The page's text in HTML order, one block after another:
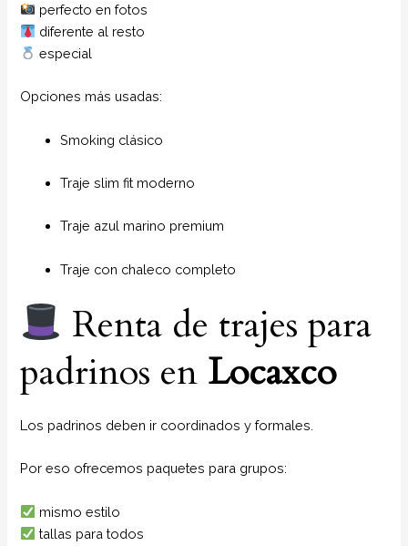
perfecto en fotos
diferente al resto
especial
Opciones más usadas:
Smoking clásico
Traje slim fit moderno
Traje azul marino premium
Traje con chaleco completo
Renta de trajes para
padrinos en Locaxco
Los padrinos deben ir coordinados y formales.
Por eso ofrecemos paquetes para grupos:
mismo estilo
tallas para todos